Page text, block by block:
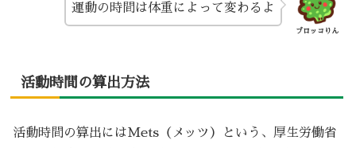
ブロッコりん
運動の時間は体重によって変わるよ
活動時間の算出方法
活動時間の算出にはMets（メッツ）という、厚生労働省